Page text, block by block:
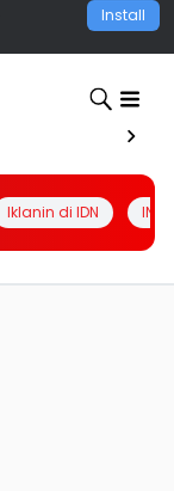
Install
Iklanin di IDN